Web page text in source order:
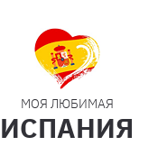
МОЯ ЛЮБИМАЯ
ИСПАНИЯ